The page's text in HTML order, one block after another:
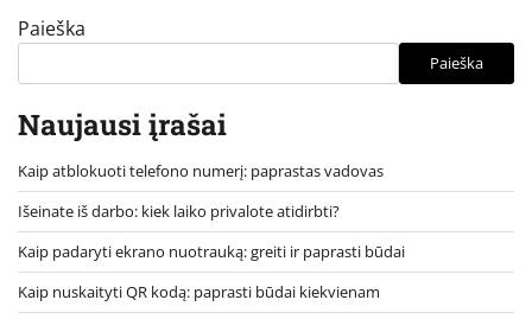
Paieška
Paieška
Naujausi įrašai
Kaip atblokuoti telefono numerį: paprastas vadovas
Išeinate iš darbo: kiek laiko privalote atidirbti?
Kaip padaryti ekrano nuotrauką: greiti ir paprasti būdai
Kaip nuskaityti QR kodą: paprasti būdai kiekvienam